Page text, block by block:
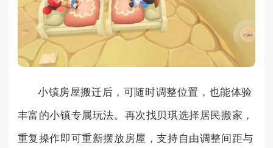
小镇房屋搬迁后，可随时调整位置，也能体验
丰富的小镇专属玩法。再次找贝琪选择居民搬家，
重复操作即可重新摆放房屋，支持自由调整间距与